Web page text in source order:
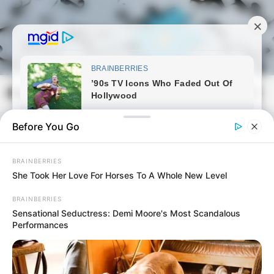
Skip
to
content
Magyarmozaik.com
Before You Go
BRAINBERRIES
She Took Her Love For Horses To A Whole New Level
BRAINBERRIES
Sensational Seductress: Demi Moore's Most Scandalous
Performances